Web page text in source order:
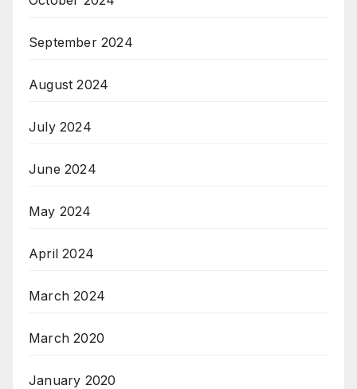
September 2024
August 2024
July 2024
June 2024
May 2024
April 2024
March 2024
March 2020
January 2020